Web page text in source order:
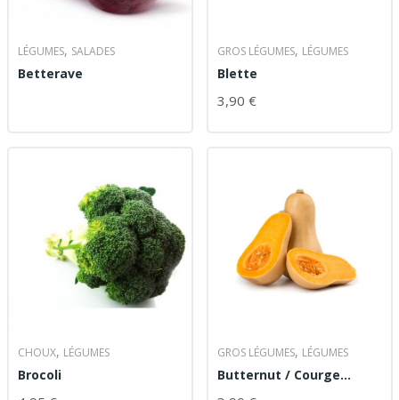
LÉGUMES, SALADES
Betterave
LIRE LA SUITE
GROS LÉGUMES, LÉGUMES
Blette
3,90 €
CHOIX DES OPTIONS
CHOUX, LÉGUMES
Brocoli
GROS LÉGUMES, LÉGUMES
Butternut / Courge